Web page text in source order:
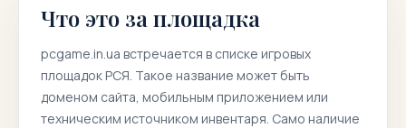
Что это за площадка
pcgame.in.ua встречается в списке игровых
площадок РСЯ. Такое название может быть
доменом сайта, мобильным приложением или
техническим источником инвентаря. Само наличие